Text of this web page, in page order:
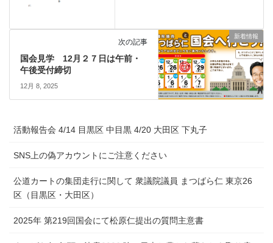
新着情報
次の記事
国会見学 12月２７日は午前・
午後受付締切
12月 8, 2025
活動報告会 4/14 目黒区 中目黒 4/20 大田区 下丸子
SNS上の偽アカウントにご注意ください
公道カートの集団走行に関して 衆議院議員 まつばら仁 東京26
区（目黒区・大田区）
2025年 第219回国会にて松原仁提出の質問主意書